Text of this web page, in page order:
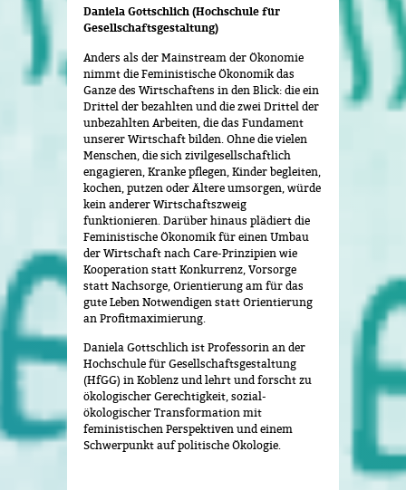
Daniela Gottschlich (Hochschule für
Gesellschaftsgestaltung)
Anders als der Mainstream der Ökonomie
nimmt die Feministische Ökonomik das
Ganze des Wirtschaftens in den Blick: die ein
Drittel der bezahlten und die zwei Drittel der
unbezahlten Arbeiten, die das Fundament
unserer Wirtschaft bilden. Ohne die vielen
Menschen, die sich zivilgesellschaftlich
engagieren, Kranke pflegen, Kinder begleiten,
kochen, putzen oder Ältere umsorgen, würde
kein anderer Wirtschaftszweig
funktionieren. Darüber hinaus plädiert die
Feministische Ökonomik für einen Umbau
der Wirtschaft nach Care-Prinzipien wie
Kooperation statt Konkurrenz, Vorsorge
statt Nachsorge, Orientierung am für das
gute Leben Notwendigen statt Orientierung
an Profitmaximierung.
Daniela Gottschlich ist Professorin an der
Hochschule für Gesellschaftsgestaltung
(HfGG) in Koblenz und lehrt und forscht zu
ökologischer Gerechtigkeit, sozial-
ökologischer Transformation mit
feministischen Perspektiven und einem
Schwerpunkt auf politische Ökologie.